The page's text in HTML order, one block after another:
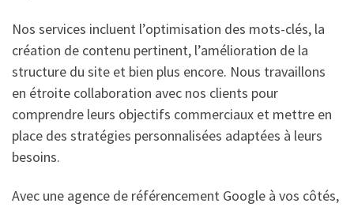
Nos services incluent l’optimisation des mots-clés, la
création de contenu pertinent, l’amélioration de la
structure du site et bien plus encore. Nous travaillons
en étroite collaboration avec nos clients pour
comprendre leurs objectifs commerciaux et mettre en
place des stratégies personnalisées adaptées à leurs
besoins.
Avec une agence de référencement Google à vos côtés,